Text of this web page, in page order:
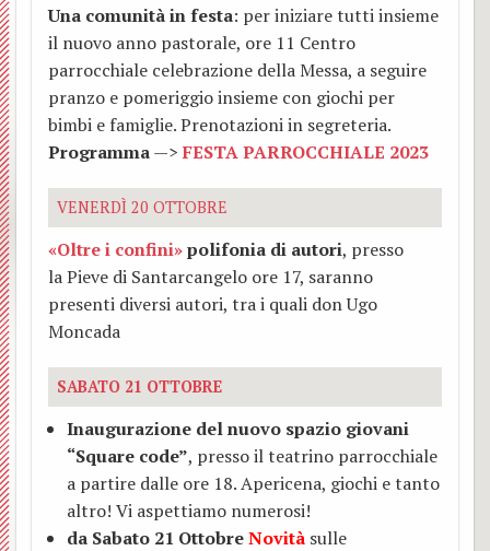
Una comunità in festa: per iniziare tutti insieme
il nuovo anno pastorale, ore 11 Centro
parrocchiale celebrazione della Messa, a seguire
pranzo e pomeriggio insieme con giochi per
bimbi e famiglie. Prenotazioni in segreteria.
Programma—> FESTA PARROCCHIALE 2023
VENERDÌ 20 OTTOBRE
«Oltre i confini»polifonia di autori, presso
laPieve di Santarcangelo ore 17, saranno
presenti diversi autori, tra i quali don Ugo
Moncada
SABATO 21 OTTOBRE
Inaugurazione del nuovo spazio giovani
“Square code”, presso il teatrino parrocchiale
a partire dalle ore 18. Apericena, giochi e tanto
altro! Vi aspettiamo numerosi!
da Sabato 21 OttobreNovità sulle